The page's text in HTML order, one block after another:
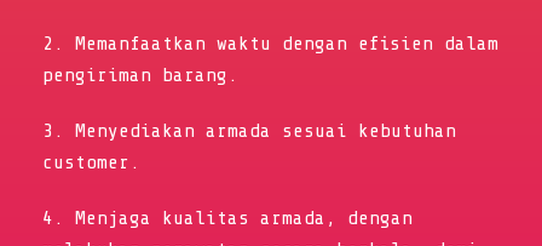
2. Memanfaatkan waktu dengan efisien dalam
pengiriman barang.
3. Menyediakan armada sesuai kebutuhan
customer.
4. Menjaga kualitas armada, dengan